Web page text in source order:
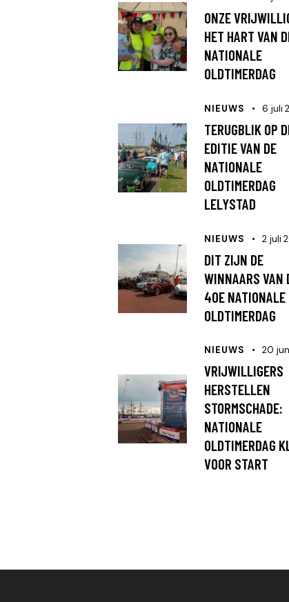
ONZE
HET HART VAN
NATIONALE
OLDTIMERDAG
NIEUWS 6 juli
TERUGBLIK OP
EDITIE VAN DE
NATIONALE
OLDTIMERDAG
LELYSTAD
NIEUWS 2 juli
DIT ZIJN DE
WINNAARS VAN
40E NATIONALE
OLDTIMERDAG
NIEUWS 20
VRIJWILLIGERS
HERSTELLEN
STORMSCHADE:
NATIONALE
OLDTIMERDAG
VOOR START